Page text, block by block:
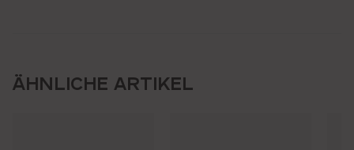
ÄHNLICHE ARTIKEL